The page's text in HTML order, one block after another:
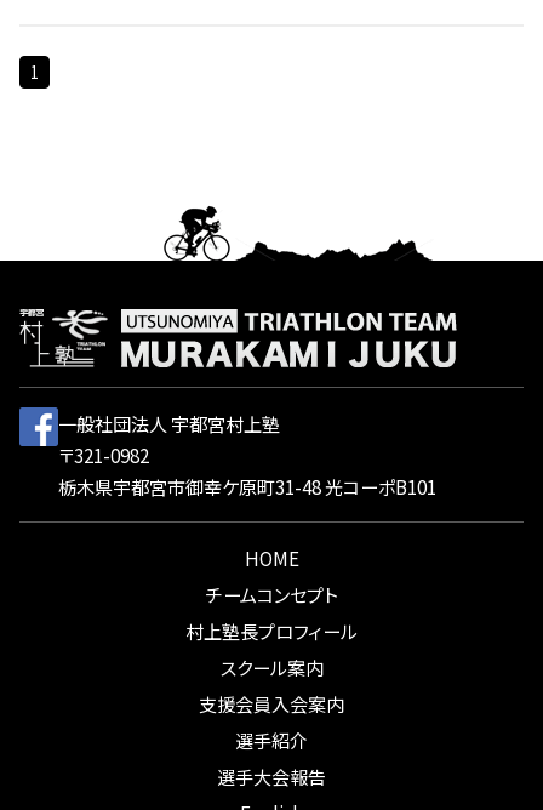
1
一般社団法人 宇都宮村上塾
〒321-0982
栃木県宇都宮市御幸ケ原町31-48 光コーポB101
HOME
チームコンセプト
村上塾長プロフィール
スクール案内
支援会員入会案内
選手紹介
選手大会報告